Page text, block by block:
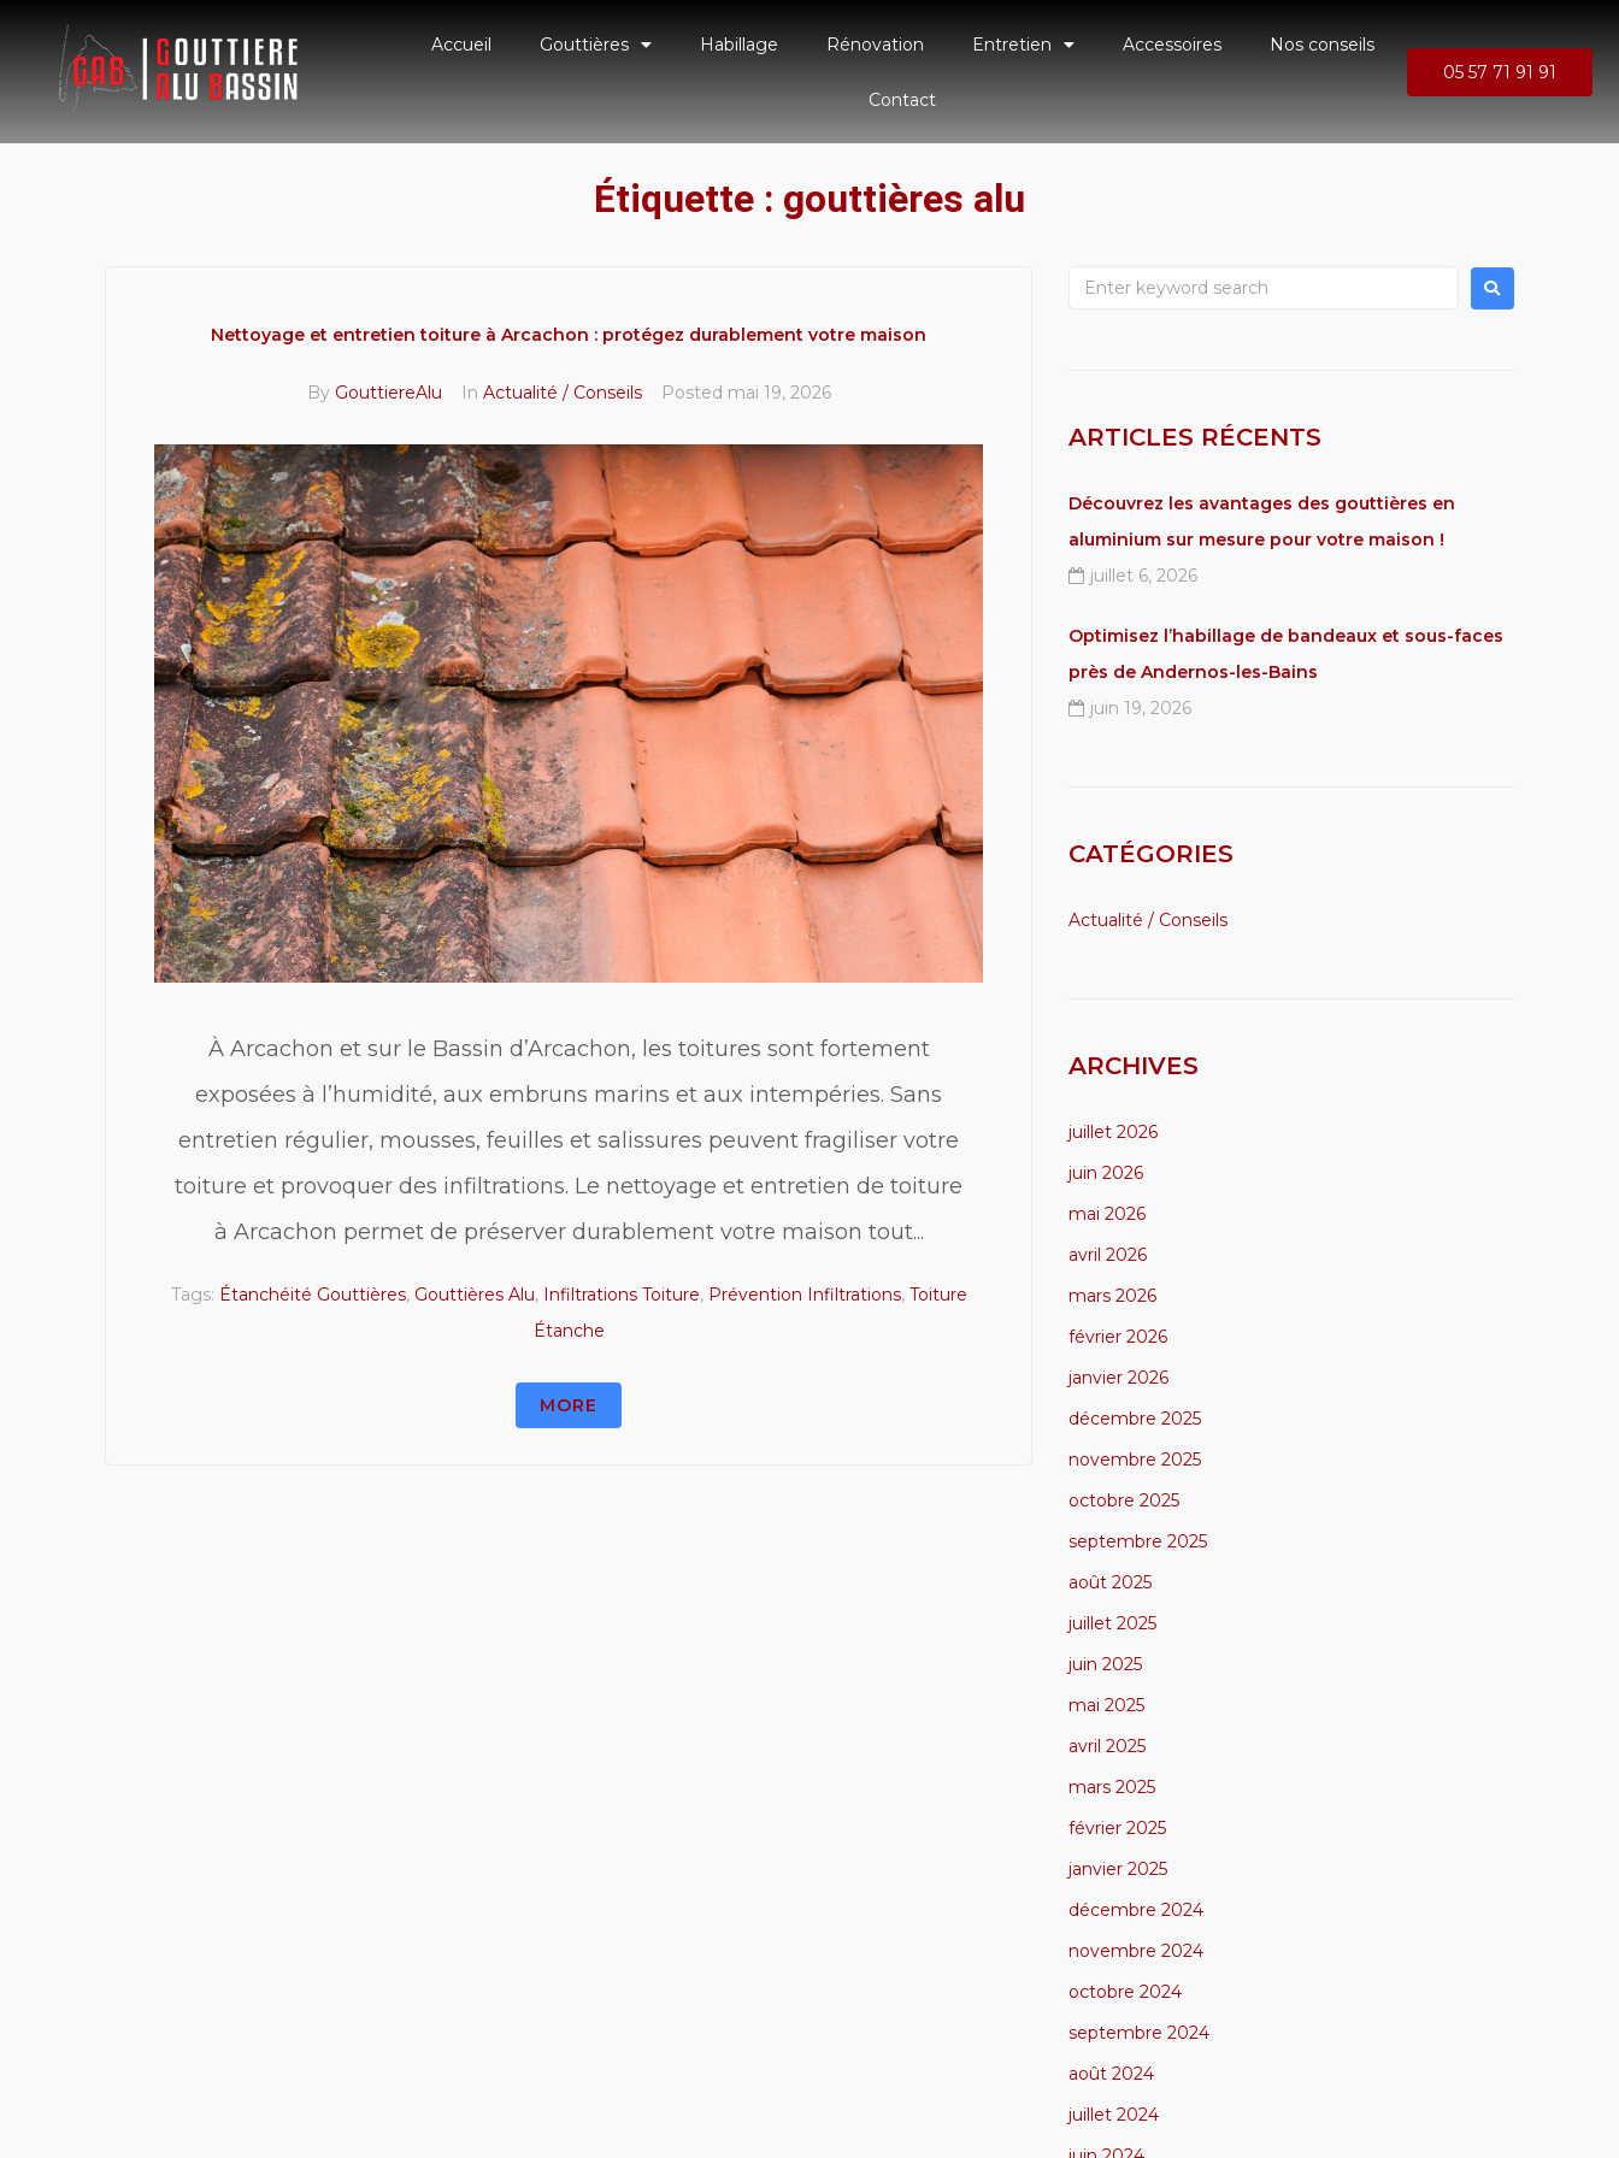
Accueil Gouttières Habillage Rénovation Entretien Accessoires Nos conseils
Contact
05 57 71 91 91
Étiquette : gouttières alu
Nettoyage et entretien toiture à Arcachon : protégez durablement votre maison
By GouttiereAlu In Actualité / Conseils Posted mai 19, 2026
À Arcachon et sur le Bassin d’Arcachon, les toitures sont fortement
exposées à l’humidité, aux embruns marins et aux intempéries. Sans
entretien régulier, mousses, feuilles et salissures peuvent fragiliser votre
toiture et provoquer des infiltrations. Le nettoyage et entretien de toiture
à Arcachon permet de préserver durablement votre maison tout...
Tags: Étanchéité Gouttières, Gouttières Alu, Infiltrations Toiture, Prévention Infiltrations, Toiture
Étanche
MORE
ARTICLES RÉCENTS
Découvrez les avantages des gouttières en
aluminium sur mesure pour votre maison !
juillet 6, 2026
Optimisez l’habillage de bandeaux et sous-faces
près de Andernos-les-Bains
juin 19, 2026
CATÉGORIES
Actualité / Conseils
ARCHIVES
juillet 2026
juin 2026
mai 2026
avril 2026
mars 2026
février 2026
janvier 2026
décembre 2025
novembre 2025
octobre 2025
septembre 2025
août 2025
juillet 2025
juin 2025
mai 2025
avril 2025
mars 2025
février 2025
janvier 2025
décembre 2024
novembre 2024
octobre 2024
septembre 2024
août 2024
juillet 2024